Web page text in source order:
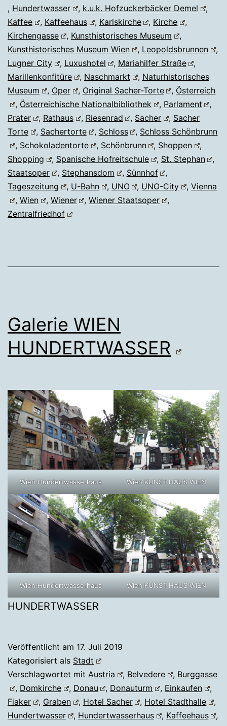
, Hundertwasser , k.u.k. Hofzuckerbäcker Demel
,
Kaffee
, Kaffeehaus , Karlskirche , Kirche
,
Kirchengasse
, Kunsthistorisches Museum
,
Kunsthistorisches Museum Wien
, Leopoldsbrunnen
,
Lugner City
, Luxushotel , Mariahilfer Straße
,
Marillenkonfitüre
, Naschmarkt , Naturhistorisches
Museum
, Oper , Original Sacher-Torte , Österreich
, Österreichische Nationalbibliothek , Parlament
,
Prater
, Rathaus , Riesenrad , Sacher , Sacher
Torte
, Sachertorte , Schloss , Schloss Schönbrunn
, Schokoladentorte , Schönbrunn , Shoppen
,
Shopping
, Spanische Hofreitschule , St. Stephan
,
Staatsoper
, Stephansdom , Sünnhof
,
Tageszeitung
, U-Bahn , UNO , UNO-City ,Vienna
, Wien , Wiener ,Wiener Staatsoper
,
Zentralfriedhof
Galerie WIEN
HUNDERTWASSER
Wien Hundertwasserhaus Wien KUNST HAUS WIEN
Wien Hundertwasserhaus Wien KUNST HAUS WIEN
HUNDERTWASSER
Veröffentlicht am 17. Juli 2019
Kategorisiert als Stadt
Verschlagwortet mit Austria , Belvedere , Burggasse
, Domkirche , Donau , Donauturm , Einkaufen
,
Fiaker
, Graben , Hotel Sacher , Hotel Stadthalle
,
Hundertwasser
, Hundertwasserhaus , Kaffeehaus
,